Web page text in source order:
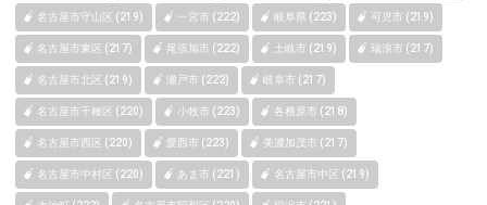
名古屋市守山区 (219) 一宮市 (222) 岐阜県 (223) 可児市 (219)
名古屋市東区 (217) 尾張旭市 (222) 土岐市 (219) 瑞浪市 (217)
名古屋市北区 (219) 瀬戸市 (222) 岐阜市 (217)
名古屋市千種区 (220) 小牧市 (223) 各務原市 (218)
名古屋市西区 (220) 愛西市 (223) 美濃加茂市 (217)
名古屋市中村区 (220) あま市 (221) 名古屋市中区 (219)